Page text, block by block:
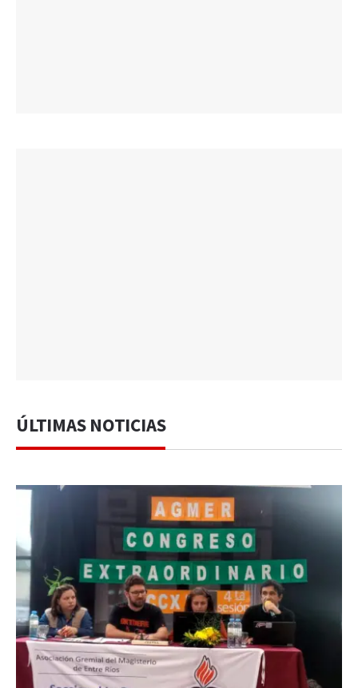
ÚLTIMAS NOTICIAS